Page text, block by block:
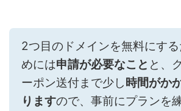
2つ目のドメインを無料にする
めには申請が必要なこと と、ク
ーポン送付まで少し時間がか
りますので、事前にプランを